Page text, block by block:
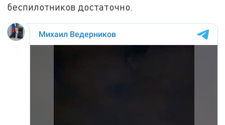
беспилотников достаточно.